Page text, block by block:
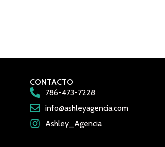
CONTACTO
786-473-7228
info@ashleyagencia.com
Ashley_Agencia